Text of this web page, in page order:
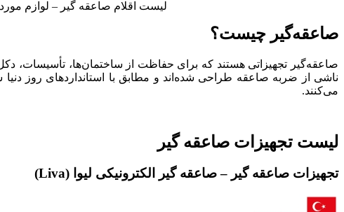
لیست اقلام صاعقه گیر – لوازم
صاعقه‌گیر چیست؟
صاعقه‌گیر تجهیزاتی هستند که برای حفاظت از ساختمان‌ها، تأسیسات،
ناشی از ضربه صاعقه طراحی شده‌اند و مطابق با استانداردهای روز
می‌کنند.
لیست تجهیزات صاعقه گیر
تجهیزات صاعقه گیر – صاعقه گیر الکترونیکی لیوا (Liva)